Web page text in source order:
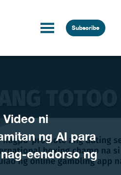
Subscribe
Video ni
ng AI para
eendorso ng